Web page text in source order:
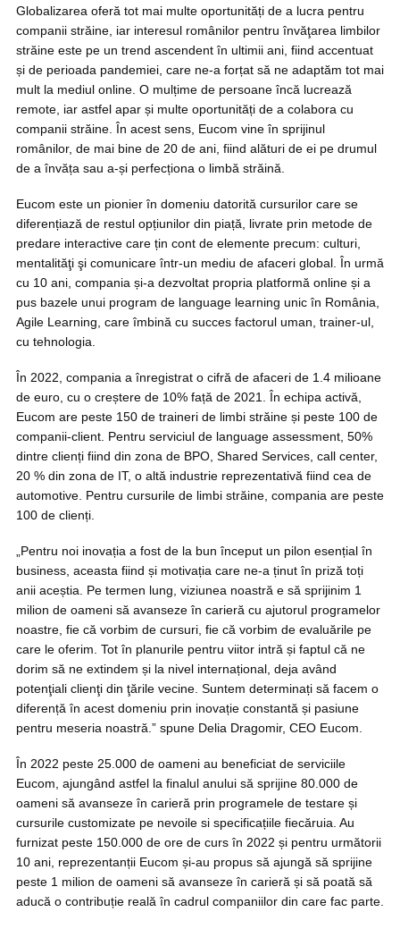
Globalizarea oferă tot mai multe oportunități de a lucra pentru
companii străine, iar interesul românilor pentru învăţarea limbilor
străine este pe un trend ascendent în ultimii ani, fiind accentuat
și de perioada pandemiei, care ne-a forțat să ne adaptăm tot mai
mult la mediul online. O mulțime de persoane încă lucrează
remote, iar astfel apar și multe oportunități de a colabora cu
companii străine. În acest sens, Eucom vine în sprijinul
românilor, de mai bine de 20 de ani, fiind alături de ei pe drumul
de a învăța sau a-și perfecționa o limbă străină.
Eucom este un pionier în domeniu datorită cursurilor care se
diferențiază de restul opțiunilor din piață, livrate prin metode de
predare interactive care țin cont de elemente precum: culturi,
mentalităţi şi comunicare într-un mediu de afaceri global. În urmă
cu 10 ani, compania și-a dezvoltat propria platformă online și a
pus bazele unui program de language learning unic în România,
Agile Learning, care îmbină cu succes factorul uman, trainer-ul,
cu tehnologia.
În 2022, compania a înregistrat o cifră de afaceri de 1.4 milioane
de euro, cu o creștere de 10% față de 2021. În echipa activă,
Eucom are peste 150 de traineri de limbi străine și peste 100 de
companii-client. Pentru serviciul de language assessment, 50%
dintre clienți fiind din zona de BPO, Shared Services, call center,
20 % din zona de IT, o altă industrie reprezentativă fiind cea de
automotive. Pentru cursurile de limbi străine, compania are peste
100 de clienți.
„Pentru noi inovația a fost de la bun început un pilon esențial în
business, aceasta fiind și motivația care ne-a ținut în priză toți
anii aceștia. Pe termen lung, viziunea noastră e să sprijinim 1
milion de oameni să avanseze în carieră cu ajutorul programelor
noastre, fie că vorbim de cursuri, fie că vorbim de evaluările pe
care le oferim. Tot în planurile pentru viitor intră și faptul că ne
dorim să ne extindem și la nivel internațional, deja având
potenţiali clienţi din ţările vecine. Suntem determinați să facem o
diferență în acest domeniu prin inovație constantă și pasiune
pentru meseria noastră.” spune Delia Dragomir, CEO Eucom.
În 2022 peste 25.000 de oameni au beneficiat de serviciile
Eucom, ajungând astfel la finalul anului să sprijine 80.000 de
oameni să avanseze în carieră prin programele de testare și
cursurile customizate pe nevoile si specificațiile fiecăruia. Au
furnizat peste 150.000 de ore de curs în 2022 și pentru următorii
10 ani, reprezentanții Eucom și-au propus să ajungă să sprijine
peste 1 milion de oameni să avanseze în carieră și să poată să
aducă o contribuție reală în cadrul companiilor din care fac parte.